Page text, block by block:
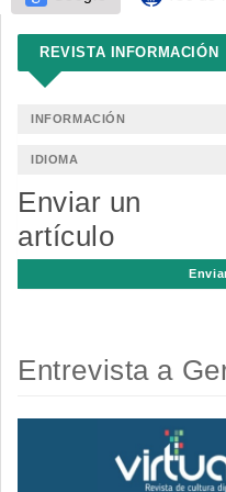
REVISTA INFORMACIÓN
INFORMACIÓN
IDIOMA
Enviar un
artículo
Entrevista a